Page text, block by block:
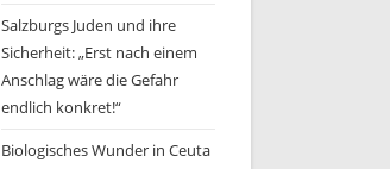
Salzburgs Juden und ihre
Sicherheit: „Erst nach einem
Anschlag wäre die Gefahr
endlich konkret!“
Biologisches Wunder in Ceuta